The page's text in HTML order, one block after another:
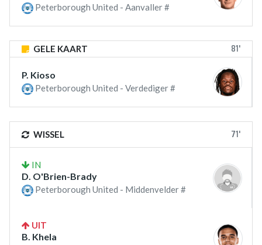
Peterborough United - Aanvaller #
GELE KAART 81'
P. Kioso
Peterborough United - Verdediger #
WISSEL 71'
IN
D. O'Brien-Brady
Peterborough United - Middenvelder #
UIT
B. Khela